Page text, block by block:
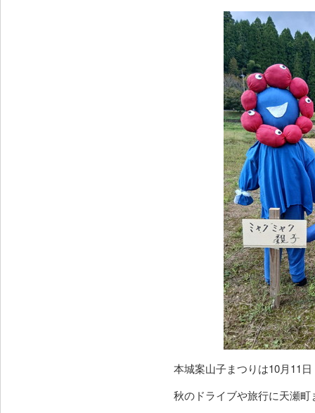
本城案山子まつりは10月11
秋のドライブや旅行に天瀬